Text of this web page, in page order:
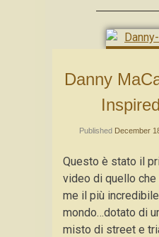
Danny MaCaskill 1° video
Published December
Questo è stato il
video di quello
me il più
mondo…dotato di
misto di street e